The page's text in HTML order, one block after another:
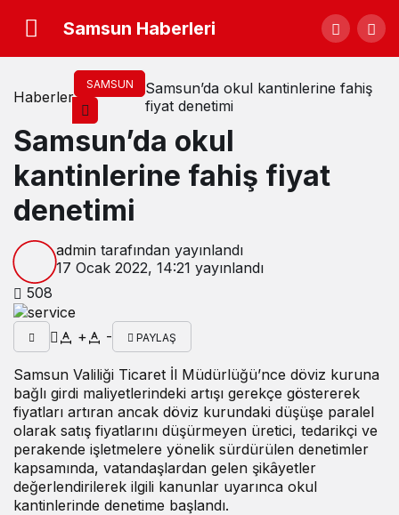
Samsun Haberleri
Haberler
SAMSUN
Samsun’da okul kantinlerine fahiş
fiyat denetimi
Samsun’da okul
kantinlerine fahiş fiyat
denetimi
admin tarafından yayınlandı
17 Ocak 2022, 14:21 yayınlandı
508
+ - PAYLAŞ
Samsun Valiliği Ticaret İl Müdürlüğü’nce döviz kuruna
bağlı girdi maliyetlerindeki artışı gerekçe göstererek
fiyatları artıran ancak döviz kurundaki düşüşe paralel
olarak satış fiyatlarını düşürmeyen üretici, tedarikçi ve
perakende işletmelere yönelik sürdürülen denetimler
kapsamında, vatandaşlardan gelen şikâyetler
değerlendirilerek ilgili kanunlar uyarınca okul
kantinlerinde denetime başlandı.